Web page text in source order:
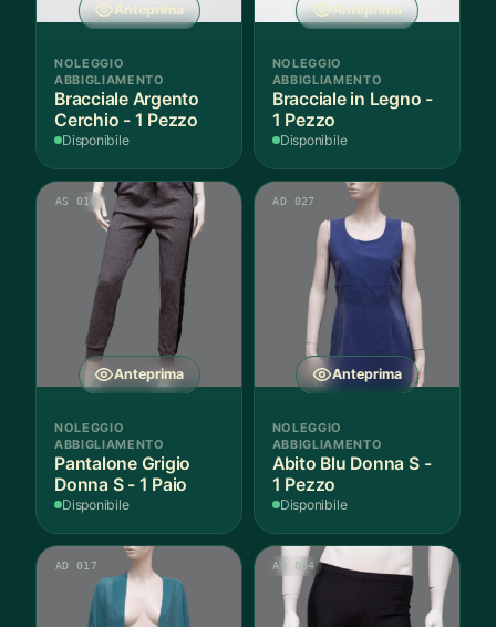
pagina
Anteprima
NOLEGGIO
ABBIGLIAMENTO
Bracciale Argento
Cerchio - 1 Pezzo
Disponibile
Anteprima
NOLEGGIO
ABBIGLIAMENTO
Bracciale in Legno -
1 Pezzo
Disponibile
Anteprima
AS 010
NOLEGGIO
ABBIGLIAMENTO
Pantalone Grigio
Donna S - 1 Paio
Disponibile
Anteprima
AD 027
NOLEGGIO
ABBIGLIAMENTO
Abito Blu Donna S -
1 Pezzo
Disponibile
AD 017 AS 004